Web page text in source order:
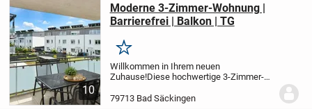
10
Moderne 3-Zimmer-Wohnung |
Barrierefrei | Balkon | TG
Merken
Willkommen in Ihrem neuen
Zuhause!Diese hochwertige 3-Zimmer-
Obergeschoss eines modernen 7-
79713 Bad Säckingen